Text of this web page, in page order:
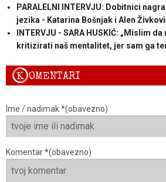
PARALELNI INTERVJU: Dobitnici
jezika - Katarina Bošnjak i Alen
INTERVJU - SARA HUSKIĆ: „Mislim
kritizirati naš mentalitet, jer sam ga
KOMENTARI
Ime / nadimak *(obavezno)
Komentar *(obavezno)